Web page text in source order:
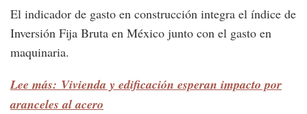
El indicador de gasto en construcción integra el índice de
Inversión Fija Bruta en México junto con el gasto en
maquinaria.
Lee más: Vivienda y edificación esperan impacto por
aranceles al acero